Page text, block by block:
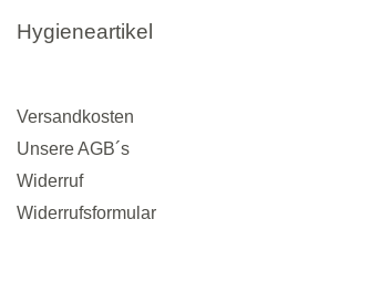
Hygieneartikel
Versandkosten
Unsere AGB´s
Widerruf
Widerrufsformular